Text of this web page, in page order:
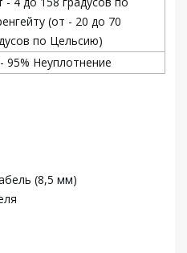
(от - 20 до 70
по Цельсию)
95% Неуплотнение
(8,5 мм)